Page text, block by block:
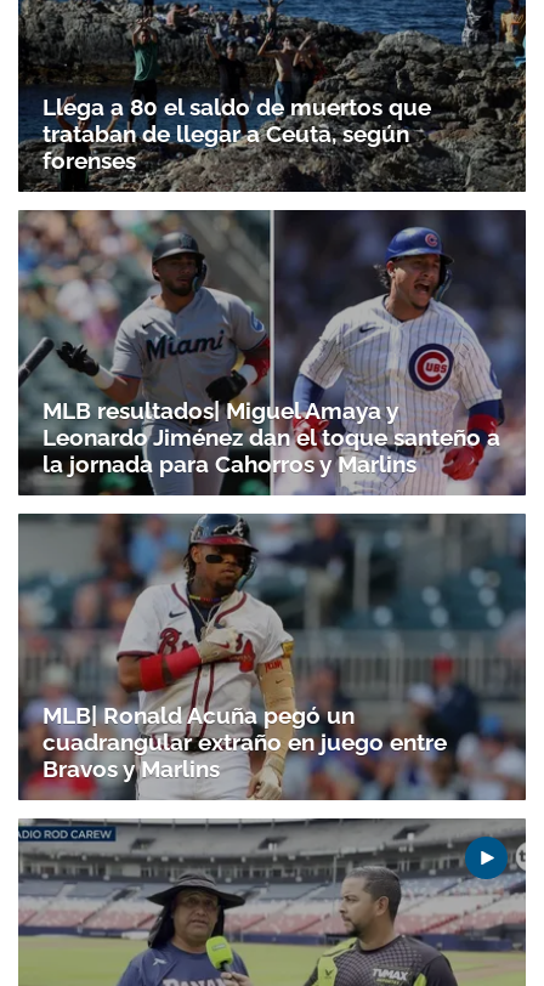
Llega a 80 el saldo de muertos que
trataban de llegar a Ceuta, según
forenses
MLB resultados| Miguel Amaya y
Leonardo Jiménez dan el toque santeño a
la jornada para Cahorros y Marlins
MLB| Ronald Acuña pegó un
cuadrangular extraño en juego entre
Bravos y Marlins